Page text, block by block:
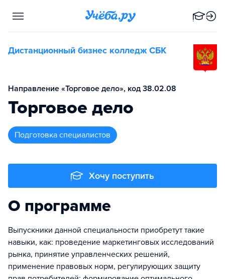
Дистанционный бизнес колледж СБК
Направление «Торговое дело», код 38.02.08
Торговое дело
подготовка специалистов
Хочу поступить
О программе
Выпускники данной специальности приобретут такие
навыки, как: проведение маркетинговых исследований
рынка, принятие управленческих решений,
применение правовых норм, регулирующих защиту